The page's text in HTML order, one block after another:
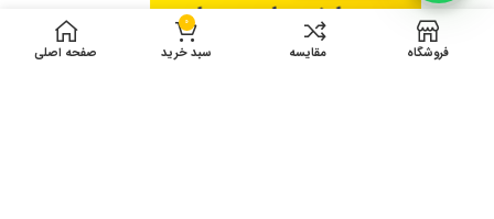
فروشگاه مقایسه
0
سبد خرید صفحه اصلی